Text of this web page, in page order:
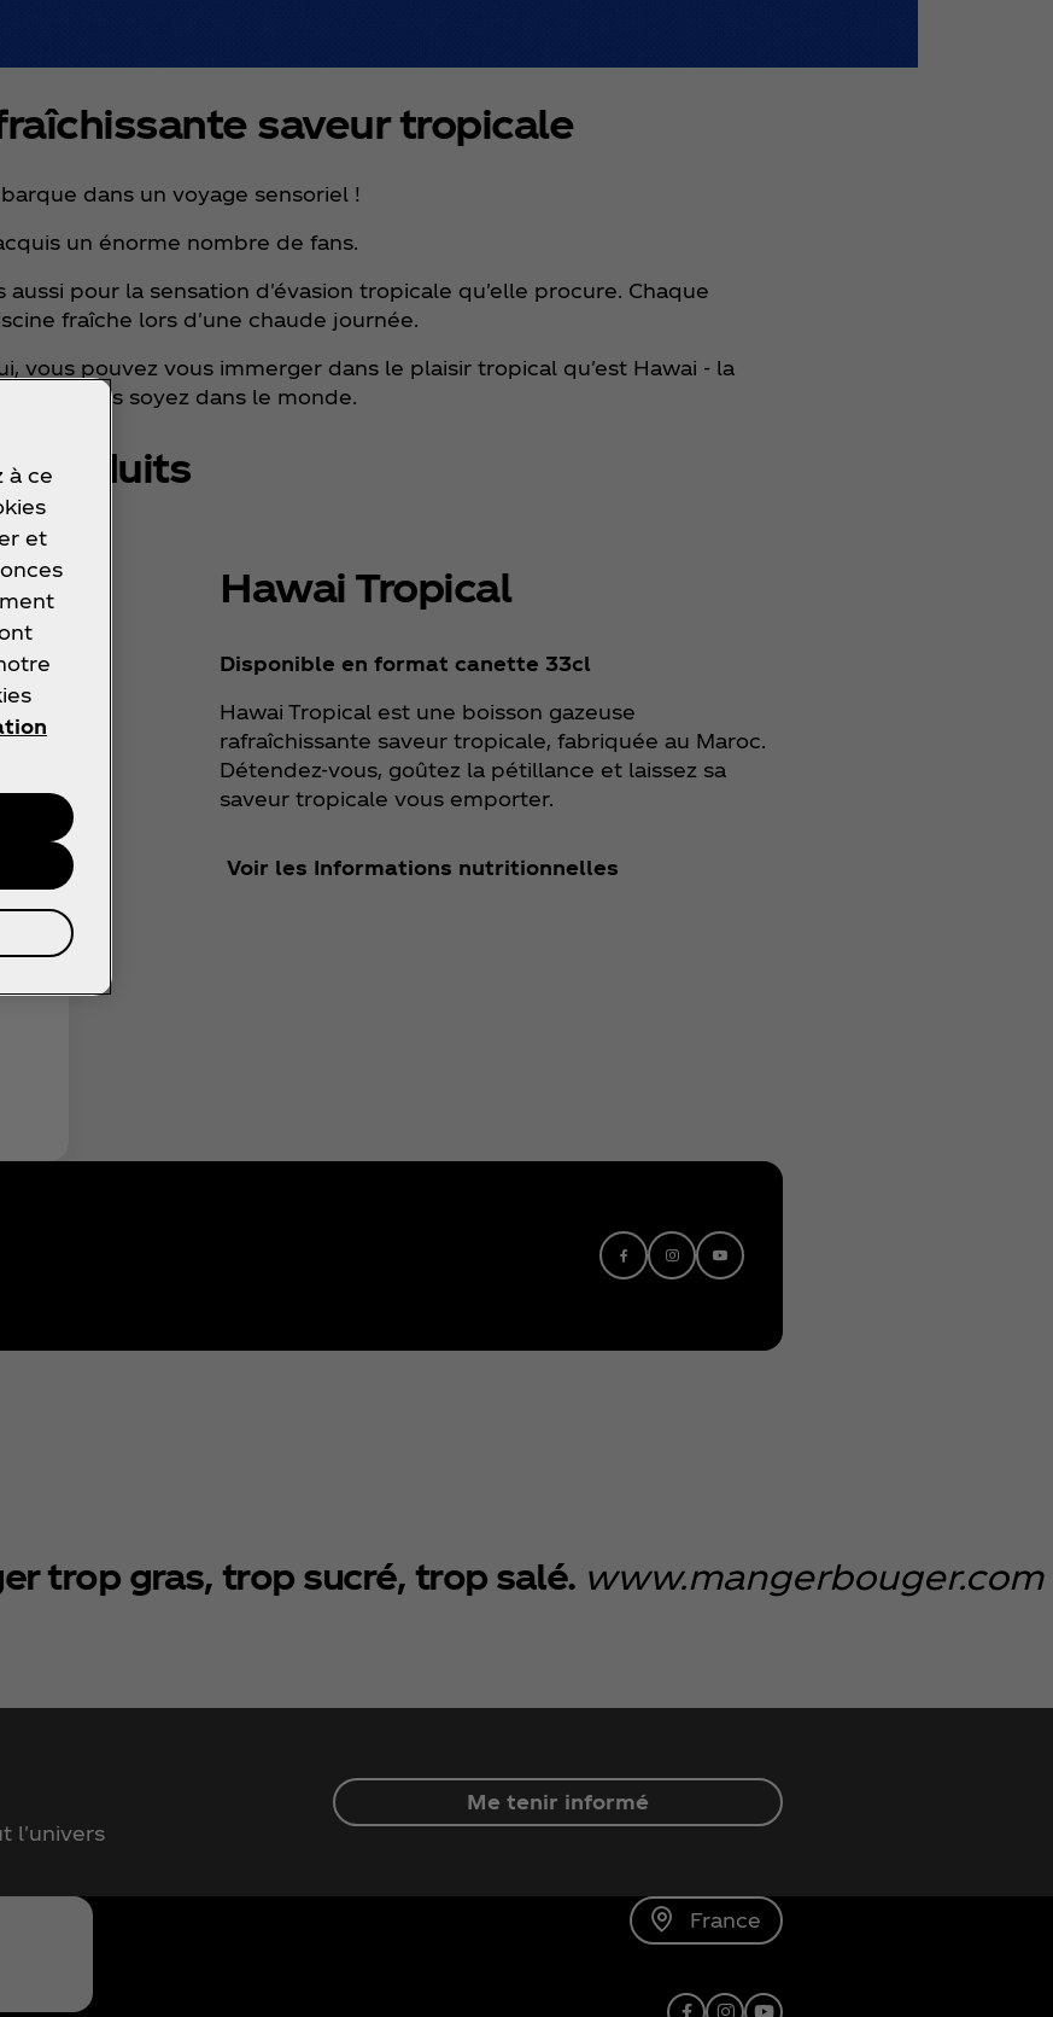
saveur tropicale
dans un voyage sensoriel !
un énorme nombre de fans.
pour la sensation d'évasion tropicale qu'elle procure. Chaque
fraîche lors d'une chaude journée.
vous pouvez vous immerger dans le plaisir tropical qu'est Hawai - la
que vous soyez dans le monde.
Produits
Hawai Tropical
Disponible en format canette 33cl
Hawai Tropical est une boisson gazeuse
rafraîchissante saveur tropicale, fabriquée au Maroc.
Détendez-vous, goûtez la pétillance et laissez sa
saveur tropicale vous emporter.
Voir les Informations nutritionnelles
trop gras, trop sucré, trop salé. www.mangerbouger.com
l'univers
Me tenir informé
France
à ce
et